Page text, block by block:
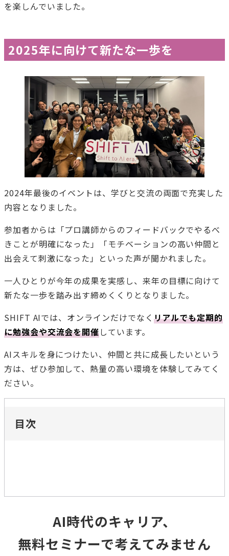
を楽しんでいました。
2025年に向けて新たな一歩を
2024年最後のイベントは、学びと交流の両面で充実した
内容となりました。
参加者からは「プロ講師からのフィードバックでやるべ
きことが明確になった」「モチベーションの高い仲間と
出会えて刺激になった」といった声が聞かれました。
一人ひとりが今年の成果を実感し、来年の目標に向けて
新たな一歩を踏み出す締めくくりとなりました。
SHIFT AIでは、オンラインだけでなく リアルでも定期的
に勉強会や交流会を開催しています。
AIスキルを身につけたい、仲間と共に成長したいという
方は、ぜひ参加して、熱量の高い環境を体験してみてく
ださい。
目次
AI時代のキャリア、
無料セミナーで考えてみません